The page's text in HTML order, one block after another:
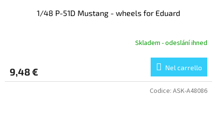
1/48 P-51D Mustang - wheels for Eduard
Skladem - odeslání ihned
9,48 € Nel carrello
Codice: ASK-A48086